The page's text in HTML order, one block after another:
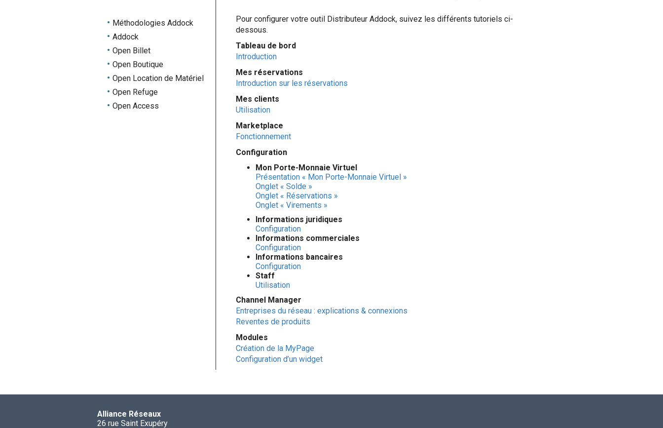
Méthodologies Addock
Addock
Open Billet
Open Boutique
Open Location de Matériel
Open Refuge
Open Access
Pour configurer votre outil Distributeur Addock, suivez les différents tutoriels ci-
dessous.
Tableau de bord
Introduction
Mes réservations
Introduction sur les réservations
Mes clients
Utilisation
Marketplace
Fonctionnement
Configuration
Mon Porte-Monnaie Virtuel
Présentation « Mon Porte-Monnaie Virtuel »
Onglet « Solde »
Onglet « Réservations »
Onglet « Virements »
Informations juridiques
Configuration​
Informations commerciales
Configuration
Informations bancaires
Configuration
Staff
Utilisation
Channel Manager
Entreprises du réseau : explications & connexions
Reventes de produits
Modules
Création de la MyPage
Configuration d’un widget
Alliance Réseaux
26 rue Saint Exupéry